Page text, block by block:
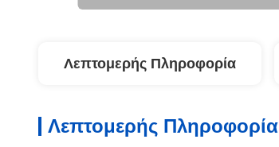
Λεπτομερής Πληροφορία
Λεπτομερής Πληροφορία